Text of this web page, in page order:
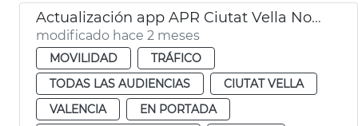
Actualización app APR Ciutat Vella Norte València
modificado hace 2 meses
MOVILIDAD
TRÁFICO
TODAS LAS AUDIENCIAS
CIUTAT VELLA
VALENCIA
EN PORTADA